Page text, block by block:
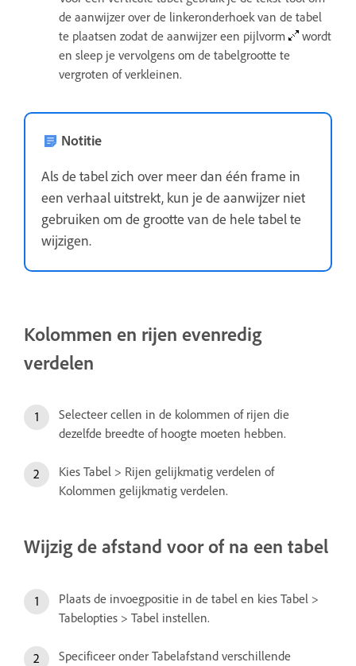
de aanwijzer over de linkeronderhoek van de tabel
te plaatsen zodat de aanwijzer een pijlvorm
wordt
en sleep je vervolgens om de tabelgrootte te
vergroten of verkleinen.
Notitie
Als de tabel zich over meer dan één frame in
een verhaal uitstrekt, kun je de aanwijzer niet
gebruiken om de grootte van de hele tabel te
wijzigen.
Kolommen en rijen evenredig
verdelen
Selecteer cellen in de kolommen of rijen die
dezelfde breedte of hoogte moeten hebben.
Kies Tabel > Rijen gelijkmatig verdelen of
Kolommen gelijkmatig verdelen.
Wijzig de afstand voor of na een tabel
Plaats de invoegpositie in de tabel en kies Tabel >
Tabelopties > Tabel instellen.
Specificeer onder Tabelafstand verschillende